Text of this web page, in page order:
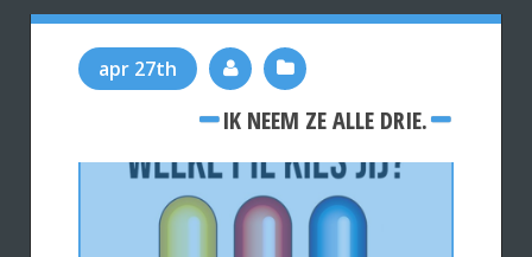
apr 27th
IK NEEM ZE ALLE DRIE.